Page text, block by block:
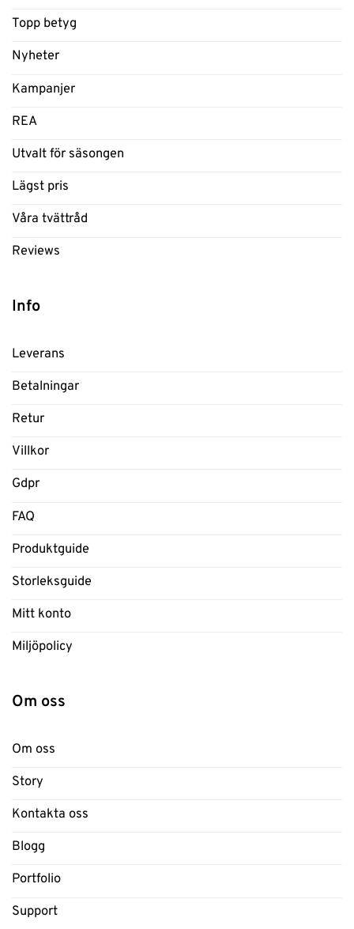
Topp betyg
Nyheter
Kampanjer
REA
Utvalt för säsongen
Lägst pris
Våra tvättråd
Reviews
Info
Leverans
Betalningar
Retur
Villkor
Gdpr
FAQ
Produktguide
Storleksguide
Mitt konto
Miljöpolicy
Om oss
Om oss
Story
Kontakta oss
Blogg
Portfolio
Support